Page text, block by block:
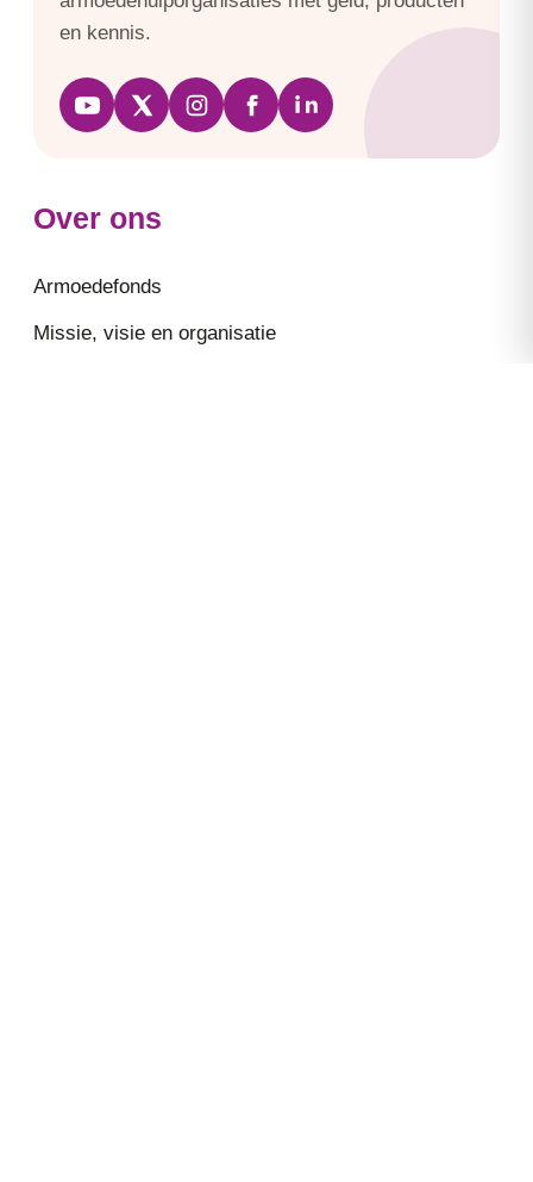
en kennis.
Over ons
Armoedefonds
Missie, visie en organisatie